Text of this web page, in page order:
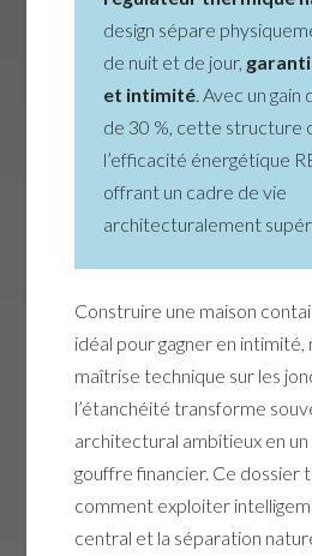
design sépare
de nuit et de jour,
et intimité . Avec un
de 30 %, cette structure
l’efficacité énergétique
offrant un cadre de vie
architecturalement
Construire une maison
idéal pour gagner en intimité,
maîtrise technique sur les
l’étanchéité transforme
architectural ambitieux en
gouffre financier. Ce dossier
comment exploiter
central et la séparation